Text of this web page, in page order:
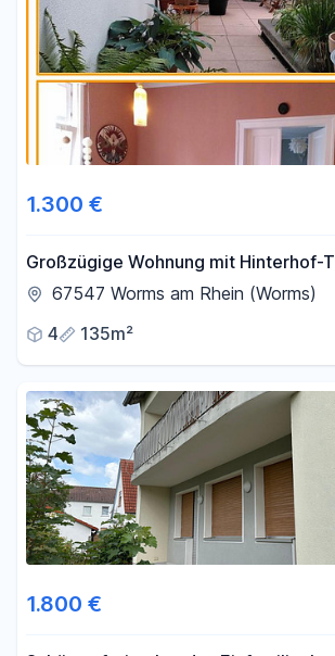
1.300 €
Großzügige Wohnung mit Hinterhof-
Bahnhofsnähe
67547 Worms am Rhein (Worms)
4
135m²
1.800 €